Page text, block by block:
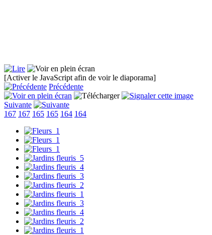
[Activer le JavaScript afin de voir le diaporama]
Précédente
Suivante
167 167 165 165 164 164